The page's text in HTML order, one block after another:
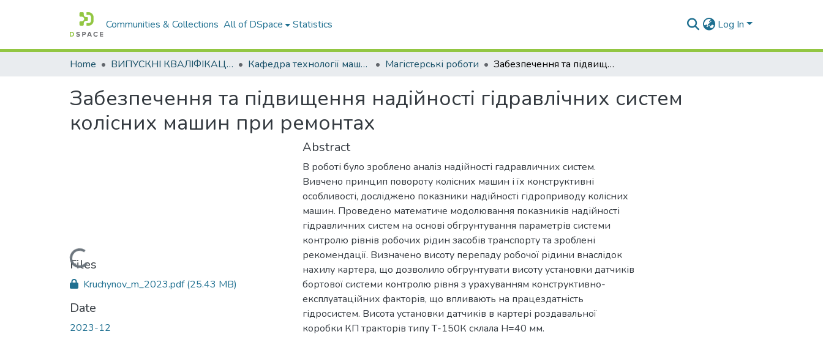
Communities & Collections All of DSpace Statistics Log In
Home ВИПУСКНІ КВАЛІФІКАЦІЙНІ РОБОТИ Кафедра технології машинобудування та ремонту машин Магістерські роботи Забезпечення та підвищення надійності гідравлічних систем колісних машин при ремонтах
Забезпечення та підвищення надійності гідравлічних систем
колісних машин при ремонтах
Loading...
Files
Kruchynov_m_2023.pdf(25.43 MB)
Date
2023-12
Abstract
В роботі було зроблено аналіз надійності гадравличних систем.
Вивчено принцип повороту колісних машин і їх конструктивні
особливості, досліджено показники надійності гідроприводу колісних
машин. Проведено математиче модолювання показників надійності
гідравличних систем на основі обгрунтування параметрів системи
контролю рівнів робочих рідин засобів транспорту та зроблені
рекомендації. Визначено висоту перепаду робочої рідини внаслідок
нахилу картера, що дозволило обгрунтувати висоту установки датчиків
бортової системи контролю рівня з урахуванням конструктивно-
експлуатаційних факторів, що впливають на працездатність
гідросистем. Висота установки датчиків в картері роздавальної
коробки КП тракторів типу Т-150К склала Н=40 мм.